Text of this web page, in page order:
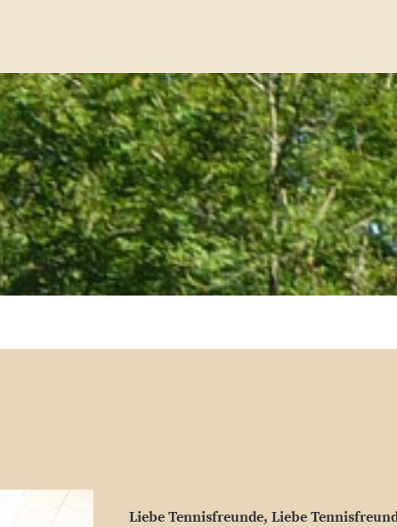
Liebe Tennisfreunde, Liebe